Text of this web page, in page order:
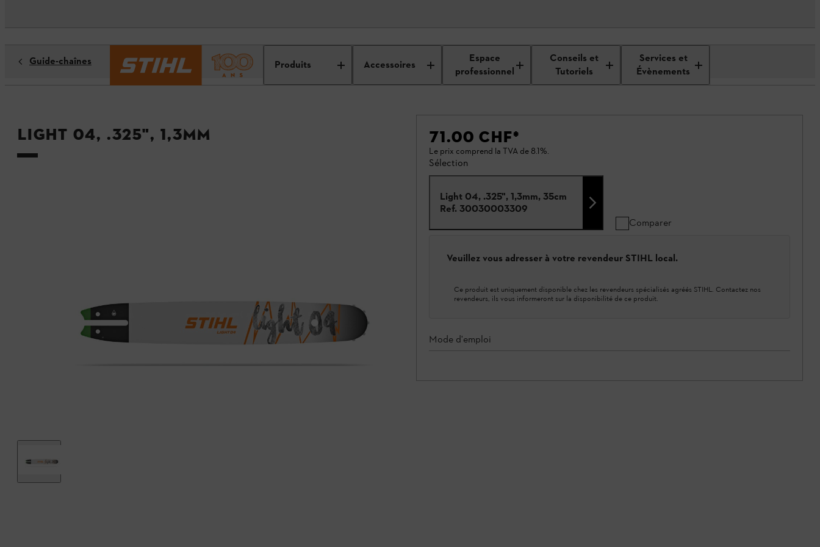
Produits Accessoires
Espace
professionnel
Conseils et
Tutoriels
Services et
Évènements
Guide-chaînes
Light 04, .325", 1,3mm 71.00 CHF*
Le prix comprend la TVA de 8.1%.
Sélection
Light 04, .325", 1,3mm, 35cm
Ref. 30030003309
Comparer
Veuillez vous adresser à votre revendeur STIHL local.
Ce produit est uniquement disponible chez les revendeurs spécialisés agréés STIHL. Contactez nos
revendeurs, ils vous informeront sur la disponibilité de ce produit.
Mode d'emploi